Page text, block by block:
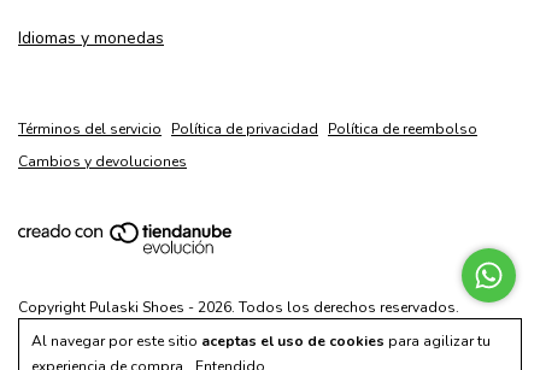
Al navegar por este sitio aceptas el uso de cookies para agilizar tu
Idiomas y monedas
Términos del servicio Política de privacidad
Política de reembolso
Cambios y devoluciones
Copyright Pulaski Shoes - 2026. Todos los derechos reservados.